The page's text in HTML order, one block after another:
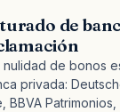
de
nulidad de bonos
privada:
BBVA